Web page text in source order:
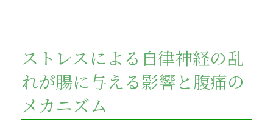
ストレスによる自律神経の乱
れが腸に与える影響と腹痛の
メカニズム